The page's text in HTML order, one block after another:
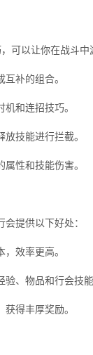
可以让你在战斗中
补的组合。
和连招技巧。
技能进行拦截。
性和技能伤害。
提供以下好处：
效率更高。
、物品和行会技能
得丰厚奖励。